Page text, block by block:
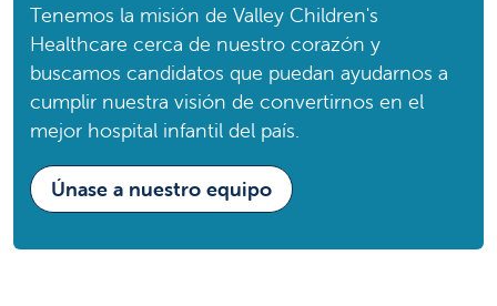
Doctors Medical Center
Doctors Medical Center
Hospital
Modesto, CA, 95350
Eagle Oaks Specialty Care Center
Eagle Oaks Specialty Care Center
Centro de Cuidados Especializados
Tenemos la misión de Valley Children's
Healthcare cerca de nuestro corazón y
buscamos candidatos que puedan ayudarnos a
cumplir nuestra visión de convertirnos en el
mejor hospital infantil del país.
Únase a nuestro equipo